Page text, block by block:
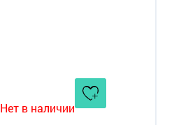
Нет в наличии